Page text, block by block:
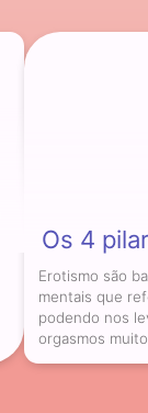
Os 4
Erotismo são
mentais que
podendo nos
orgasmos